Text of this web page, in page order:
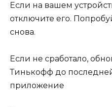
Если на вашем
отключите его.
снова.
Если не сработало,
Тинькофф до
приложение